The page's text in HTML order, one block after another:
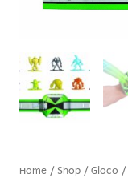
Home/ Shop/Gioco /